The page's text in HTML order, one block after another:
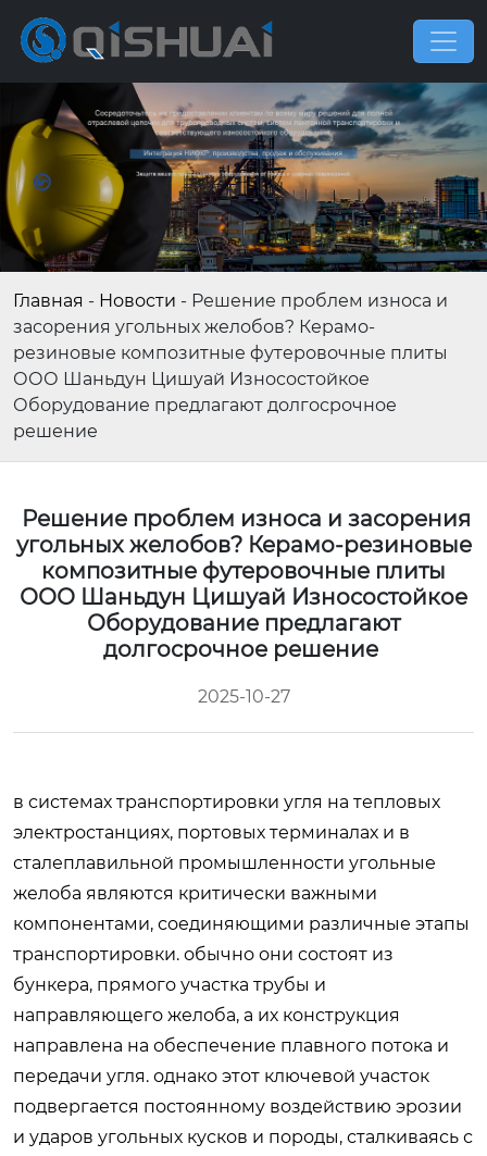
Главная - Новости - Решение проблем износа и
засорения угольных желобов? Керамо-
резиновые композитные футеровочные плиты
ООО Шаньдун Цишуай Износостойкое
Оборудование предлагают долгосрочное
решение
Решение проблем износа и засорения
угольных желобов? Керамо-резиновые
композитные футеровочные плиты
ООО Шаньдун Цишуай Износостойкое
Оборудование предлагают
долгосрочное решение
2025-10-27
в системах транспортировки угля на тепловых
электростанциях, портовых терминалах и в
сталеплавильной промышленности угольные
желоба являются критически важными
компонентами, соединяющими различные этапы
транспортировки. обычно они состоят из
бункера, прямого участка трубы и
направляющего желоба, а их конструкция
направлена на обеспечение плавного потока и
передачи угля. однако этот ключевой участок
подвергается постоянному воздействию эрозии
и ударов угольных кусков и породы, сталкиваясь с